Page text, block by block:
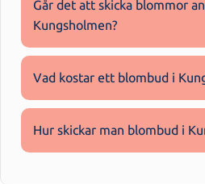
Går det att skicka blommor
Kungsholmen?
Vad kostar ett blombud i
Hur skickar man blombud i